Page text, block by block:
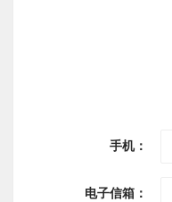
手机：
电子信箱：